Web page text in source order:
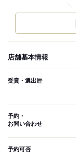
店舗基本情報
受賞・選出歴
予約・
お問い合わせ
予約可否